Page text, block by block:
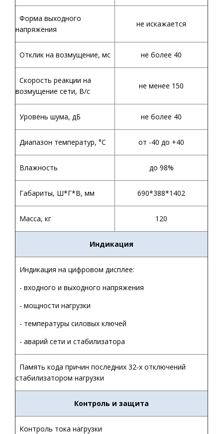
Форма выходного
напряжения
не искажается
Отклик на возмущение, мс не более 40
Скорость реакции на
возмущение сети, В/с
не менее 150
Уровень шума, дБ не более 40
Диапазон температур, °С от -40 до +40
Влажность до 98%
Габариты, Ш*Г*В, мм 690*388*1402
Масса, кг 120
Индикация
Индикация на цифровом дисплее:
- входного и выходного напряжения
- мощности нагрузки
- температуры силовых ключей
- аварий сети и стабилизатора
Память кода причин последних 32-х отключений
стабилизатором нагрузки
Контроль и защита
Контроль тока нагрузки